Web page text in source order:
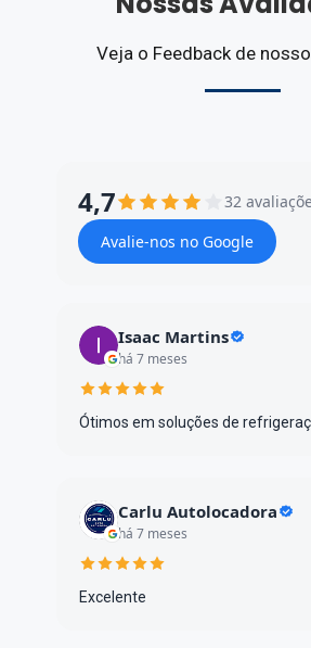
Veja o Feedback de
4,7
32
Avalie-nos no Google
Isaac Martins
há 7 meses
Ótimos em soluções de
Carlu Autolocadora
há 7 meses
Excelente